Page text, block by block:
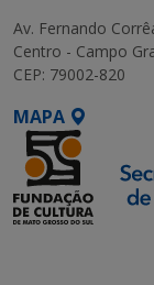
Av. Fernando
Centro - Campo
CEP: 79002-820
MAPA